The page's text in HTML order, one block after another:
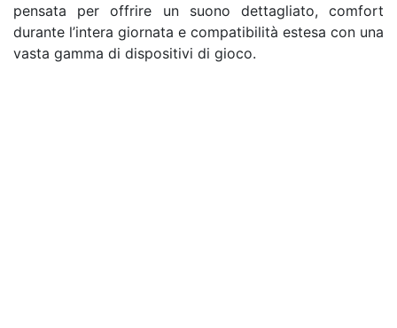
pensata per offrire un suono dettagliato, comfort
durante l’intera giornata e compatibilità estesa con una
vasta gamma di dispositivi di gioco.